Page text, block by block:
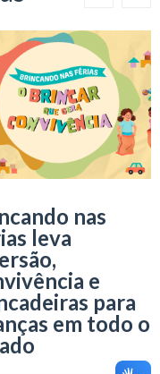
nas
leva
e
para
em todo o